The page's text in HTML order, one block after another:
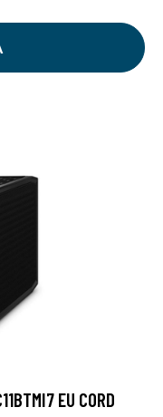
EU CORD